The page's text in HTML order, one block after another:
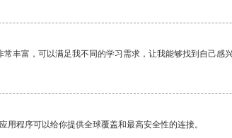
丰富，可以满足我不同的学习需求，让我能够找到自己感兴
用程序可以给你提供全球覆盖和最高安全性的连接。